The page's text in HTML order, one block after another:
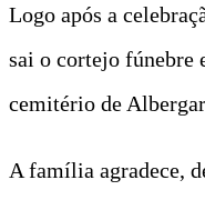
Logo após a
sai o cortejo fúnebre
cemitério de
A família agradece,